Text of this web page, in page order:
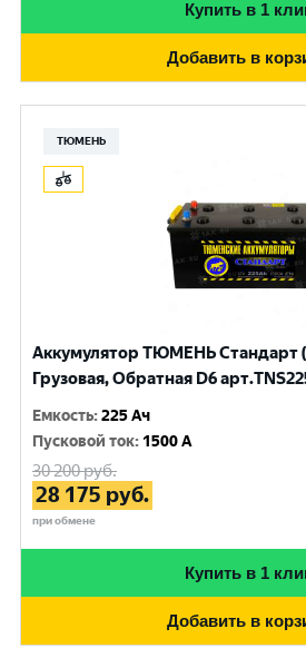
Купить в 1
Добавить в
ТЮМЕНЬ
Аккумулятор ТЮМЕНЬ Стандарт
Грузовая, Обратная D6
Емкость:225 Ач
Пусковой ток: 1500 A
30 200руб.
28 175 руб.
при обмене
Купить в 1
Добавить в